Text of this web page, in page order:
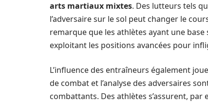
arts martiaux mixtes. Des lutteurs tels
l’adversaire sur le sol peut changer le
remarque que les athlètes ayant une
exploitant les positions avancées pour
L’influence des entraîneurs également
de combat et l’analyse des adversaires
combattants. Des athlètes s’assurent,